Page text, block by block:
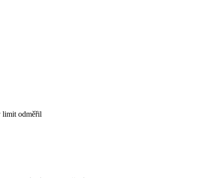
limit odměřil